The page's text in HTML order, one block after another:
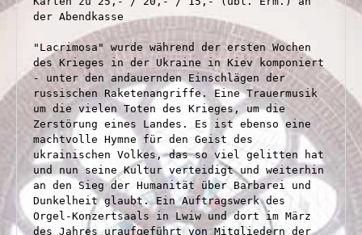
der Abendkasse
"Lacrimosa" wurde während der ersten Wochen
des Krieges in der Ukraine in Kiev komponiert
- unter den andauernden Einschlägen der
russischen Raketenangriffe. Eine Trauermusik
um die vielen Toten des Krieges, um die
Zerstörung eines Landes. Es ist ebenso eine
machtvolle Hymne für den Geist des
ukrainischen Volkes, das so viel gelitten hat
und nun seine Kultur verteidigt und weiterhin
an den Sieg der Humanität über Barbarei und
Dunkelheit glaubt. Ein Auftragswerk des
Orgel-Konzertsaals in Lwiw und dort im März
des Jahres uraufgeführt von Mitgliedern der